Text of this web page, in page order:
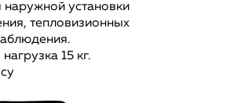
наружной установки
тепловизионных
15 кг.